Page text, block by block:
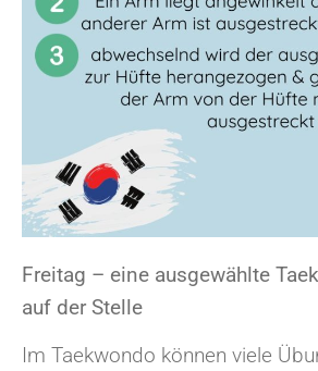
Freitag – eine ausgewählte
auf der Stelle
Im Taekwondo können viele